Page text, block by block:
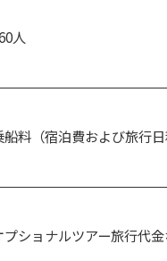
人
船料（宿泊費および旅行
プショナルツアー旅行代